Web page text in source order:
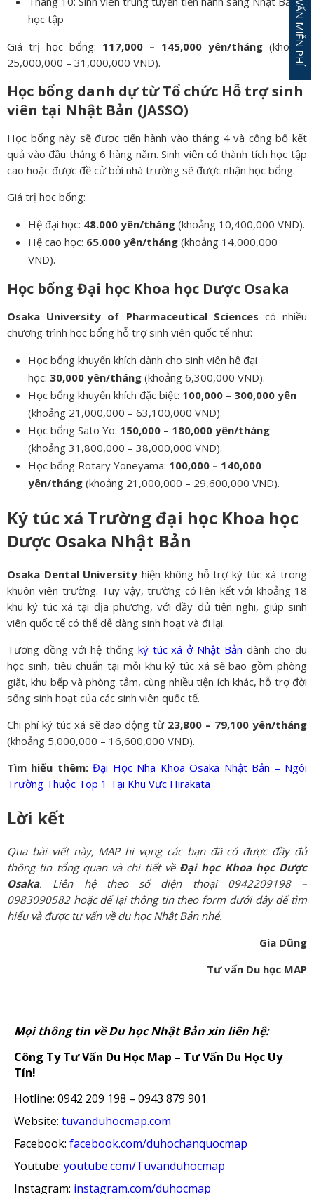
học tập
Giá trị học bổng: 117,000 – 145,000 yên/tháng (khoảng
25,000,000 – 31,000,000 VND).
Học bổng danh dự từ Tổ chức Hỗ trợ sinh
viên tại Nhật Bản (JASSO)
Học bổng này sẽ được tiến hành vào tháng 4 và công bố kết
quả vào đầu tháng 6 hàng năm. Sinh viên có thành tích học tập
cao hoặc được đề cử bởi nhà trường sẽ được nhận học bổng.
Giá trị học bổng:
Hệ đại học: 48.000 yên/tháng (khoảng 10,400,000 VND).
Hệ cao học: 65.000 yên/tháng (khoảng 14,000,000
VND).
Học bổng Đại học Khoa học Dược Osaka
Osaka University of Pharmaceutical Sciences có nhiều
chương trình học bổng hỗ trợ sinh viên quốc tế như:
Học bổng khuyến khích dành cho sinh viên hệ đại
học: 30,000 yên/tháng (khoảng 6,300,000 VND).
Học bổng khuyến khích đặc biệt: 100,000 – 300,000 yên
(khoảng 21,000,000 – 63,100,000 VND).
Học bổng Sato Yo: 150,000 – 180,000 yên/tháng
(khoảng 31,800,000 – 38,000,000 VND).
Học bổng Rotary Yoneyama: 100,000 – 140,000
yên/tháng (khoảng 21,000,000 – 29,600,000 VND).
Ký túc xá Trường đại học Khoa học
Dược Osaka Nhật Bản
Osaka Dental University hiện không hỗ trợ ký túc xá trong
khuôn viên trường. Tuy vậy, trường có liên kết với khoảng 18
khu ký túc xá tại địa phương, với đầy đủ tiện nghi, giúp sinh
viên quốc tế có thể dễ dàng sinh hoạt và đi lại.
Tương đồng với hệ thống ký túc xá ở Nhật Bản dành cho du
học sinh, tiêu chuẩn tại mỗi khu ký túc xá sẽ bao gồm phòng
giặt, khu bếp và phòng tắm, cùng nhiều tiện ích khác, hỗ trợ đời
sống sinh hoạt của các sinh viên quốc tế.
Chi phí ký túc xá sẽ dao động từ 23,800 – 79,100 yên/tháng
(khoảng 5,000,000 – 16,600,000 VND).
Tìm hiểu thêm:Đại Học Nha Khoa Osaka Nhật Bản – Ngôi
Trường Thuộc Top 1 Tại Khu Vực Hirakata
Lời kết
Qua bài viết này, MAP hi vọng các bạn đã có được đầy đủ
thông tin tổng quan và chi tiết về Đại học Khoa học Dược
Osaka. Liên hệ theo số điện thoại 0942209198 –
0983090582 hoặc để lại thông tin theo form dưới đây để tìm
hiểu và được tư vấn về du học Nhật Bản nhé.
Gia Dũng
Tư vấn Du học MAP
Mọi thông tin về Du học Nhật Bản xin liên hệ:
Công Ty Tư Vấn Du Học Map – Tư Vấn Du Học Uy
Tín!
Hotline: 0942 209 198 – 0943 879 901
Website: tuvanduhocmap.com
Facebook: facebook.com/duhochanquocmap
Youtube: youtube.com/Tuvanduhocmap
Instagram: instagram.com/duhocmap